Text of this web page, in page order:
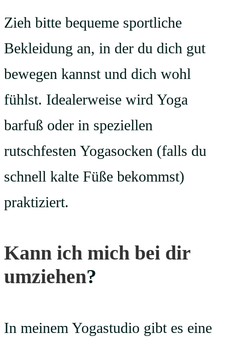
Zieh bitte bequeme sportliche
Bekleidung an, in der du dich gut
bewegen kannst und dich wohl
fühlst. Idealerweise wird Yoga
barfuß oder in speziellen
rutschfesten Yogasocken (falls du
schnell kalte Füße bekommst)
praktiziert.
Kann ich mich bei dir
umziehen?
In meinem Yogastudio gibt es eine